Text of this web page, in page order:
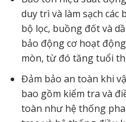
duy trì và làm sạch
bộ lọc, buồng đốt và
bảo động cơ hoạt
mòn, từ đó tăng tuổi
Đảm bảo an toàn khi
bao gồm kiểm tra và
toàn như hệ thống